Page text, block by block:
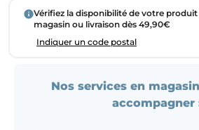
Vérifiez la disponibilité de votre
magasin ou livraison dès 49,90€
Indiquer un code postal
Nos services en
accompagner